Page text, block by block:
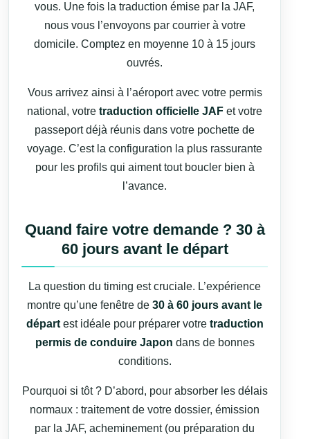
vous. Une fois la traduction émise par la JAF,
nous vous l’envoyons par courrier à votre
domicile. Comptez en moyenne 10 à 15 jours
ouvrés.
Vous arrivez ainsi à l’aéroport avec votre permis
national, votre traduction officielle JAF et votre
passeport déjà réunis dans votre pochette de
voyage. C’est la configuration la plus rassurante
pour les profils qui aiment tout boucler bien à
l’avance.
Quand faire votre demande ? 30 à
60 jours avant le départ
La question du timing est cruciale. L’expérience
montre qu’une fenêtre de 30 à 60 jours avant le
départest idéale pour préparer votre traduction
permis de conduire Japon dans de bonnes
conditions.
Pourquoi si tôt ? D’abord, pour absorber les délais
normaux : traitement de votre dossier, émission
par la JAF, acheminement (ou préparation du